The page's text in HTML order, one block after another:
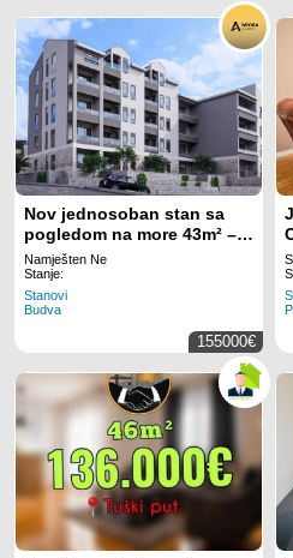
Nov jednosoban stan sa
pogledom na more 43m² –
Lazi, Budva
Namješten Ne
Stanje:
Stanovi
Budva
155000€